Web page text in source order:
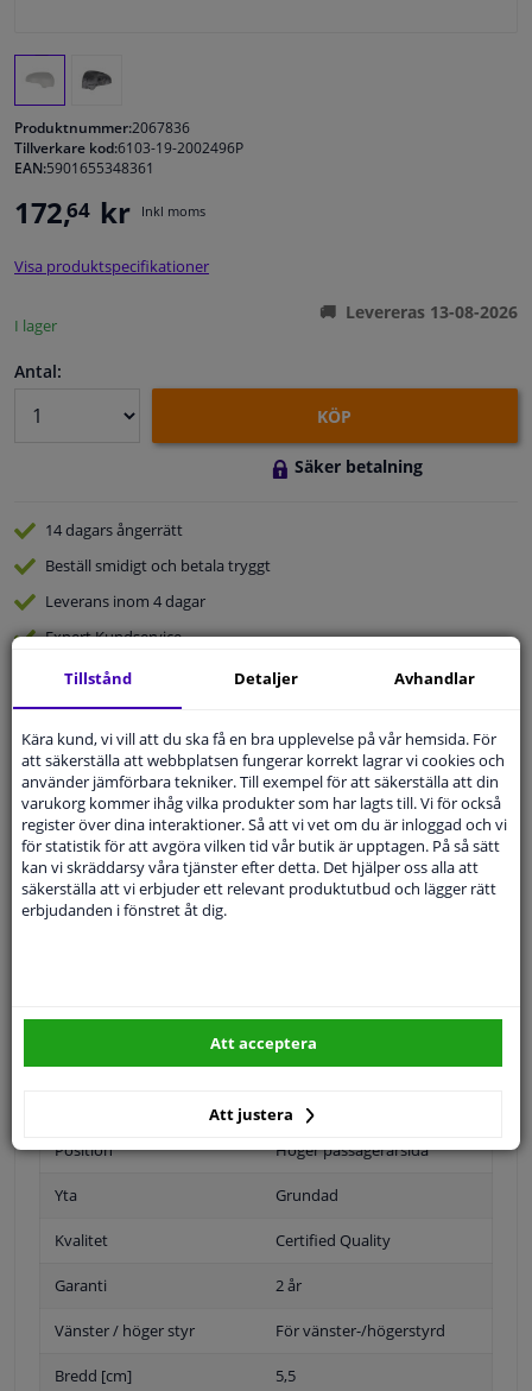
Fönster & Tillbehör
Bilvård & Tillbehör
Sensorer & Elsystem
Produktnummer:2067836
Tillverkare kod:6103-19-2002496P
EAN:5901655348361
172,64 kr Inkl moms
Visa produktspecifikationer
I lager
Levereras 13-08-2026
Antal:
KÖP
Säker betalning
14 dagarsångerrätt
Beställ smidigt och betala tryggt
Leverans inom 4 dagar
ExpertKundservice
Kundservice:
Ställ din fråga hos våra produktspecialister.
Frågor Och Svar
Modellmatchande garanti, Hitta rätt bildelar.
Fyll i ditt registreringsnummer
Position Höger passagerarsida
Yta Grundad
Kvalitet Certified Quality
Garanti 2 år
Vänster / höger styr För vänster-/högerstyrd
Bredd [cm] 5,5
Tillstånd Detaljer Avhandlar
Kära kund, vi vill att du ska få en bra upplevelse på vår hemsida. För
att säkerställa att webbplatsen fungerar korrekt lagrar vi cookies och
använder jämförbara tekniker. Till exempel för att säkerställa att din
varukorg kommer ihåg vilka produkter som har lagts till. Vi för också
register över dina interaktioner. Så att vi vet om du är inloggad och vi
för statistik för att avgöra vilken tid vår butik är upptagen. På så sätt
kan vi skräddarsy våra tjänster efter detta. Det hjälper oss alla att
säkerställa att vi erbjuder ett relevant produktutbud och lägger rätt
erbjudanden i fönstret åt dig.
Att justera
Att acceptera